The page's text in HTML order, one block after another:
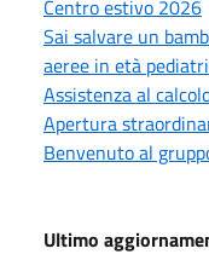
Centro estivo 2026
Sai salvare un
aeree in età
Assistenza al
Apertura
Benvenuto al
Ultimo